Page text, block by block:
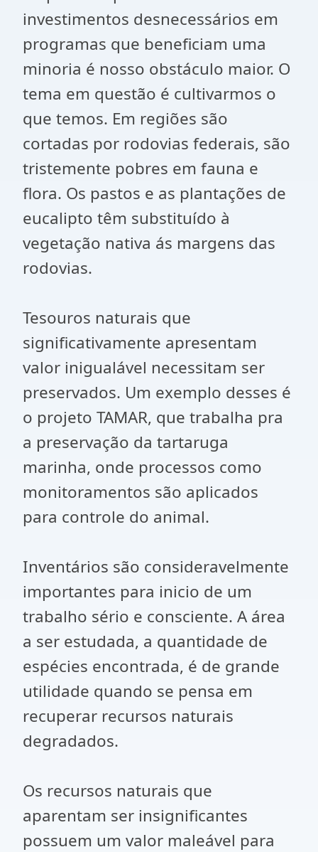
investimentos desnecessários em
programas que beneficiam uma
minoria é nosso obstáculo maior. O
tema em questão é cultivarmos o
que temos. Em regiões são
cortadas por rodovias federais, são
tristemente pobres em fauna e
flora. Os pastos e as plantações de
eucalipto têm substituído à
vegetação nativa ás margens das
rodovias.
Tesouros naturais que
significativamente apresentam
valor inigualável necessitam ser
preservados. Um exemplo desses é
o projeto TAMAR, que trabalha pra
a preservação da tartaruga
marinha, onde processos como
monitoramentos são aplicados
para controle do animal.
Inventários são consideravelmente
importantes para inicio de um
trabalho sério e consciente. A área
a ser estudada, a quantidade de
espécies encontrada, é de grande
utilidade quando se pensa em
recuperar recursos naturais
degradados.
Os recursos naturais que
aparentam ser insignificantes
possuem um valor maleável para